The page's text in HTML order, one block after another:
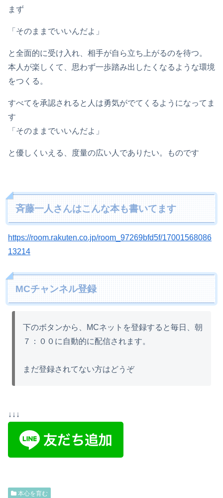
まず
「そのままでいいんだよ」
と全面的に受け入れ、相手が自ら立ち上がるのを待つ。
本人が楽しくて、思わず一歩踏み出したくなるような環境
をつくる。
すべてを承認されると人は勇気がでてくるようになってま
す
「そのままでいいんだよ」
と優しくいえる、度量の広い人でありたい。ものです
斉藤一人さんはこんな本も書いてます
https://room.rakuten.co.jp/room_97269bfd5f/17001568086
13214
MCチャンネル登録
下のボタンから、MCネットを登録すると毎日、朝
７：００に自動的に配信されます。
まだ登録されてない方はどうぞ
↓↓↓
本心を育む